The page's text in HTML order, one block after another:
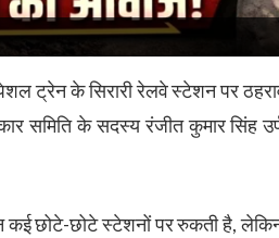
ट्रेन के सिरारी रेलवे स्टेशन पर
समिति के सदस्य रंजीत कुमार
कई छोटे-छोटे स्टेशनों पर रुकती है,